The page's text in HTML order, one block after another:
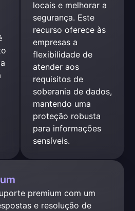
locais e melhorar a
segurança. Este
recurso oferece às
empresas a
flexibilidade de
atender aos
requisitos de
soberania de dados,
mantendo uma
proteção robusta
para informações
sensíveis.
premium com um
e resolução de